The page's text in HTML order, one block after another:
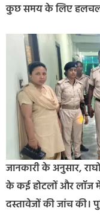
कुछ समय के लिए हलचल
जानकारी के अनुसार,
के कई होटलों और लॉज
दस्तावेजों की जांच